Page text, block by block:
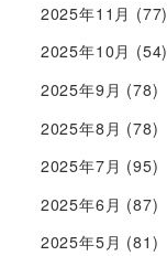
2025年11月 (77)
2025年10月 (54)
2025年9月 (78)
2025年8月 (78)
2025年7月 (95)
2025年6月 (87)
2025年5月 (81)